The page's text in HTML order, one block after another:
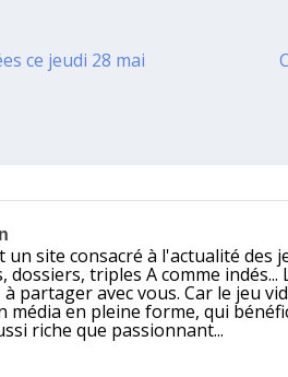
ce jeudi 28 mai
un site consacré à l'actualité des
dossiers, triples A comme
partager avec vous. Car le jeu
média en pleine forme, qui
riche que passionnant...